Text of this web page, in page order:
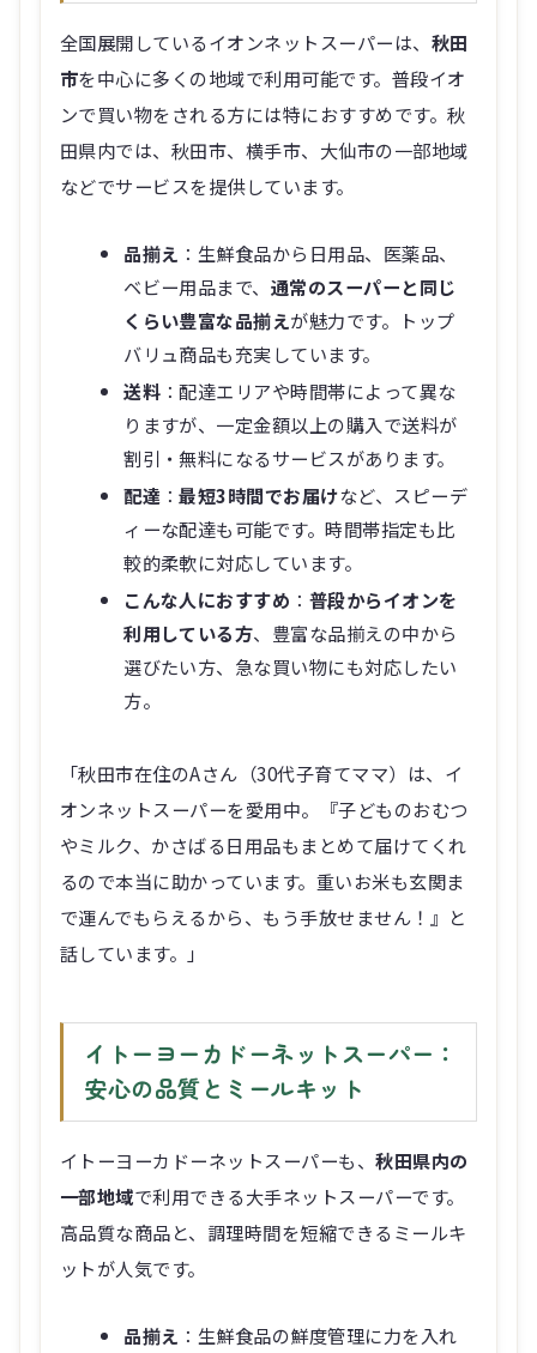
全国展開しているイオンネットスーパーは、 秋田
市を中心に多くの地域で利用可能です。普段イオ
ンで買い物をされる方には特におすすめです。秋
田県内では、秋田市、横手市、大仙市の一部地域
などでサービスを提供しています。
品揃え ：生鮮食品から日用品、医薬品、
ベビー用品まで、 通常のスーパーと同じ
くらい豊富な品揃えが魅力です。トップ
バリュ商品も充実しています。
送料 ：配達エリアや時間帯によって異な
りますが、一定金額以上の購入で送料が
割引・無料になるサービスがあります。
配達 ：最短3時間でお届けなど、スピーデ
ィーな配達も可能です。時間帯指定も比
較的柔軟に対応しています。
こんな人におすすめ ： 普段からイオンを
利用している方、豊富な品揃えの中から
選びたい方、急な買い物にも対応したい
方。
「秋田市在住のAさん（30代子育てママ）は、イ
オンネットスーパーを愛用中。『子どものおむつ
やミルク、かさばる日用品もまとめて届けてくれ
るので本当に助かっています。重いお米も玄関ま
で運んでもらえるから、もう手放せません！』と
話しています。」
イトーヨーカドーネットスーパー：
安心の品質とミールキット
イトーヨーカドーネットスーパーも、秋田県内の
一部地域で利用できる大手ネットスーパーです。
高品質な商品と、調理時間を短縮できるミールキ
ットが人気です。
品揃え ：生鮮食品の鮮度管理に力を入れ